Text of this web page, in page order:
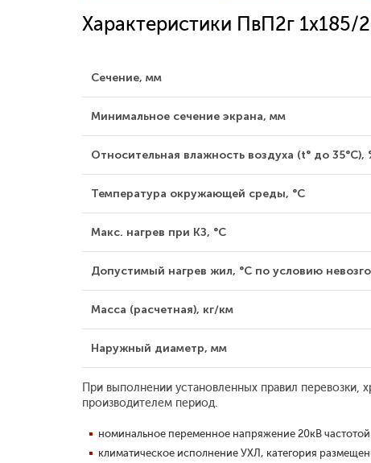
Характеристики ПвП2г 1x185/
Сечение, мм
Минимальное сечение экрана, мм
Относительная влажность воздуха (t° до 35°С),
Температура окружающей среды, °С
Макс. нагрев при КЗ, °С
Допустимый нагрев жил, °С по условию
Масса (расчетная), кг/км
Наружный диаметр, мм
При выполнении установленных правил перевозки,
производителем период.
номинальное переменное напряжение 20кВ частотой
климатическое исполнение УХЛ, категория